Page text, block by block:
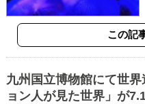
この記
九州国立博物館にて世
ョン人が見た世界」が